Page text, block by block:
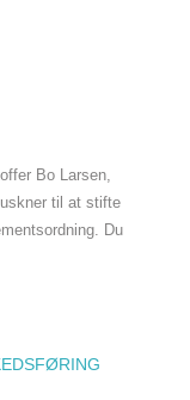
Bo Larsen,
til at stifte
Du